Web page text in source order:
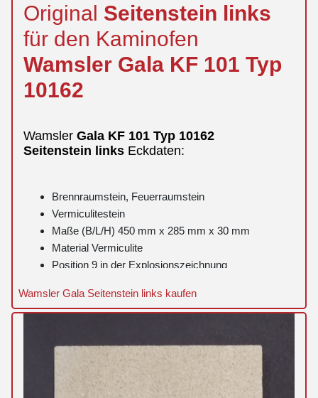
Original Seitenstein links
für den Kaminofen
Wamsler Gala KF 101 Typ
10162
Wamsler Gala KF 101 Typ 10162
Seitenstein links Eckdaten:
Brennraumstein, Feuerraumstein
Vermiculitestein
Maße (B/L/H) 450 mm x 285 mm x 30 mm
Material Vermiculite
Position 9 in der Explosionszeichnung
Wamsler Gala Seitenstein links kaufen